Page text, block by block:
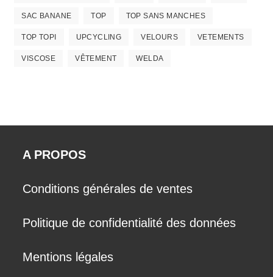
SAC BANANE TOP TOP SANS MANCHES
TOP TOPI UPCYCLING VELOURS VETEMENTS
VISCOSE VÊTEMENT WELDA
A PROPOS
Conditions générales de ventes
Politique de confidentialité des données
Mentions légales